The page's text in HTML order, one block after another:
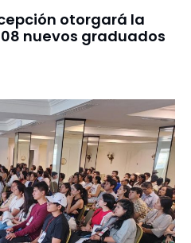
otorgará la
nuevos graduados